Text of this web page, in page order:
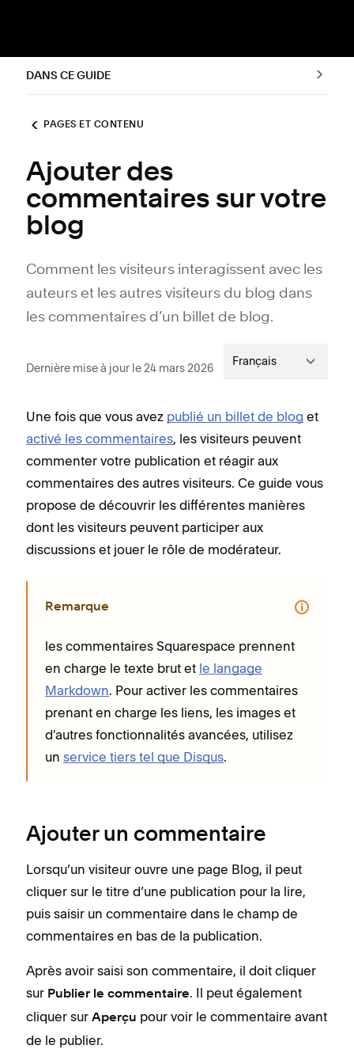
DANS CE GUIDE
PAGES ET CONTENU
Ajouter des
commentaires sur votre
blog
Comment les visiteurs interagissent avec les
auteurs et les autres visiteurs du blog dans
les commentaires d’un billet de blog.
Dernière mise à jour le 24 mars 2026 Français
Une fois que vous avez publié un billet de blog et
activé les commentaires, les visiteurs peuvent
commenter votre publication et réagir aux
commentaires des autres visiteurs. Ce guide vous
propose de découvrir les différentes manières
dont les visiteurs peuvent participer aux
discussions et jouer le rôle de modérateur.
Remarque
les commentaires Squarespace prennent
en charge le texte brut et le langage
Markdown. Pour activer les commentaires
prenant en charge les liens, les images et
d'autres fonctionnalités avancées, utilisez
un service tiers tel que Disqus.
Ajouter un commentaire
Lorsqu’un visiteur ouvre une page Blog, il peut
cliquer sur le titre d’une publication pour la lire,
puis saisir un commentaire dans le champ de
commentaires en bas de la publication.
Après avoir saisi son commentaire, il doit cliquer
sur Publier le commentaire. Il peut également
cliquer sur Aperçu pour voir le commentaire avant
de le publier.